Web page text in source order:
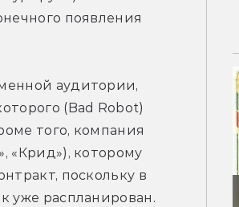
появления
аудитории,
(Bad Robot)
того, компания
«Крид»), которому
поскольку в
уже распланирован.